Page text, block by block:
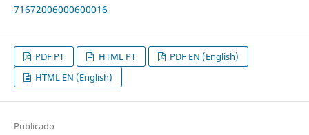
71672006000600016
PDF PT HTML PT
PDF EN (English)
HTML EN (English)
Publicado